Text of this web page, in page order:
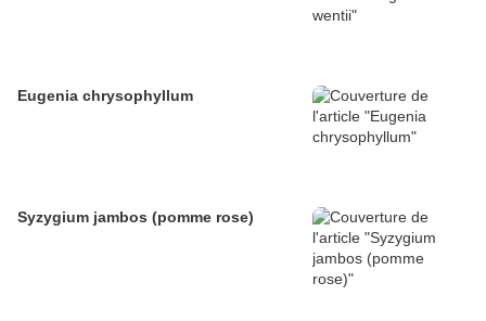
Eugenia chrysophyllum
Syzygium jambos (pomme rose)